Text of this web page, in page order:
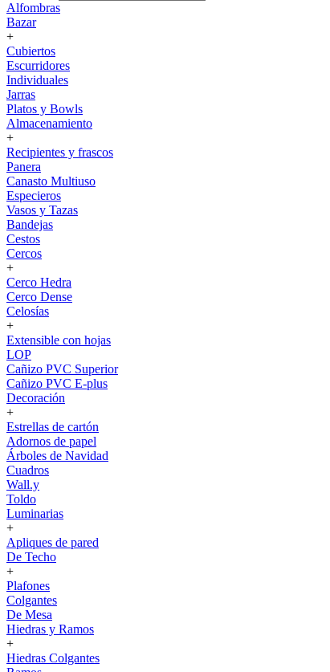
Alfombras
Bazar
+
Cubiertos
Escurridores
Individuales
Jarras
Platos y Bowls
Almacenamiento
+
Recipientes y frascos
Panera
Canasto Multiuso
Especieros
Vasos y Tazas
Bandejas
Cestos
Cercos
+
Cerco Hedra
Cerco Dense
Celosías
+
Extensible con hojas
LOP
Cañizo PVC Superior
Cañizo PVC E-plus
Decoración
+
Estrellas de cartón
Adornos de papel
Árboles de Navidad
Cuadros
Wall.y
Toldo
Luminarias
+
Apliques de pared
De Techo
+
Plafones
Colgantes
De Mesa
Hiedras y Ramos
+
Hiedras Colgantes